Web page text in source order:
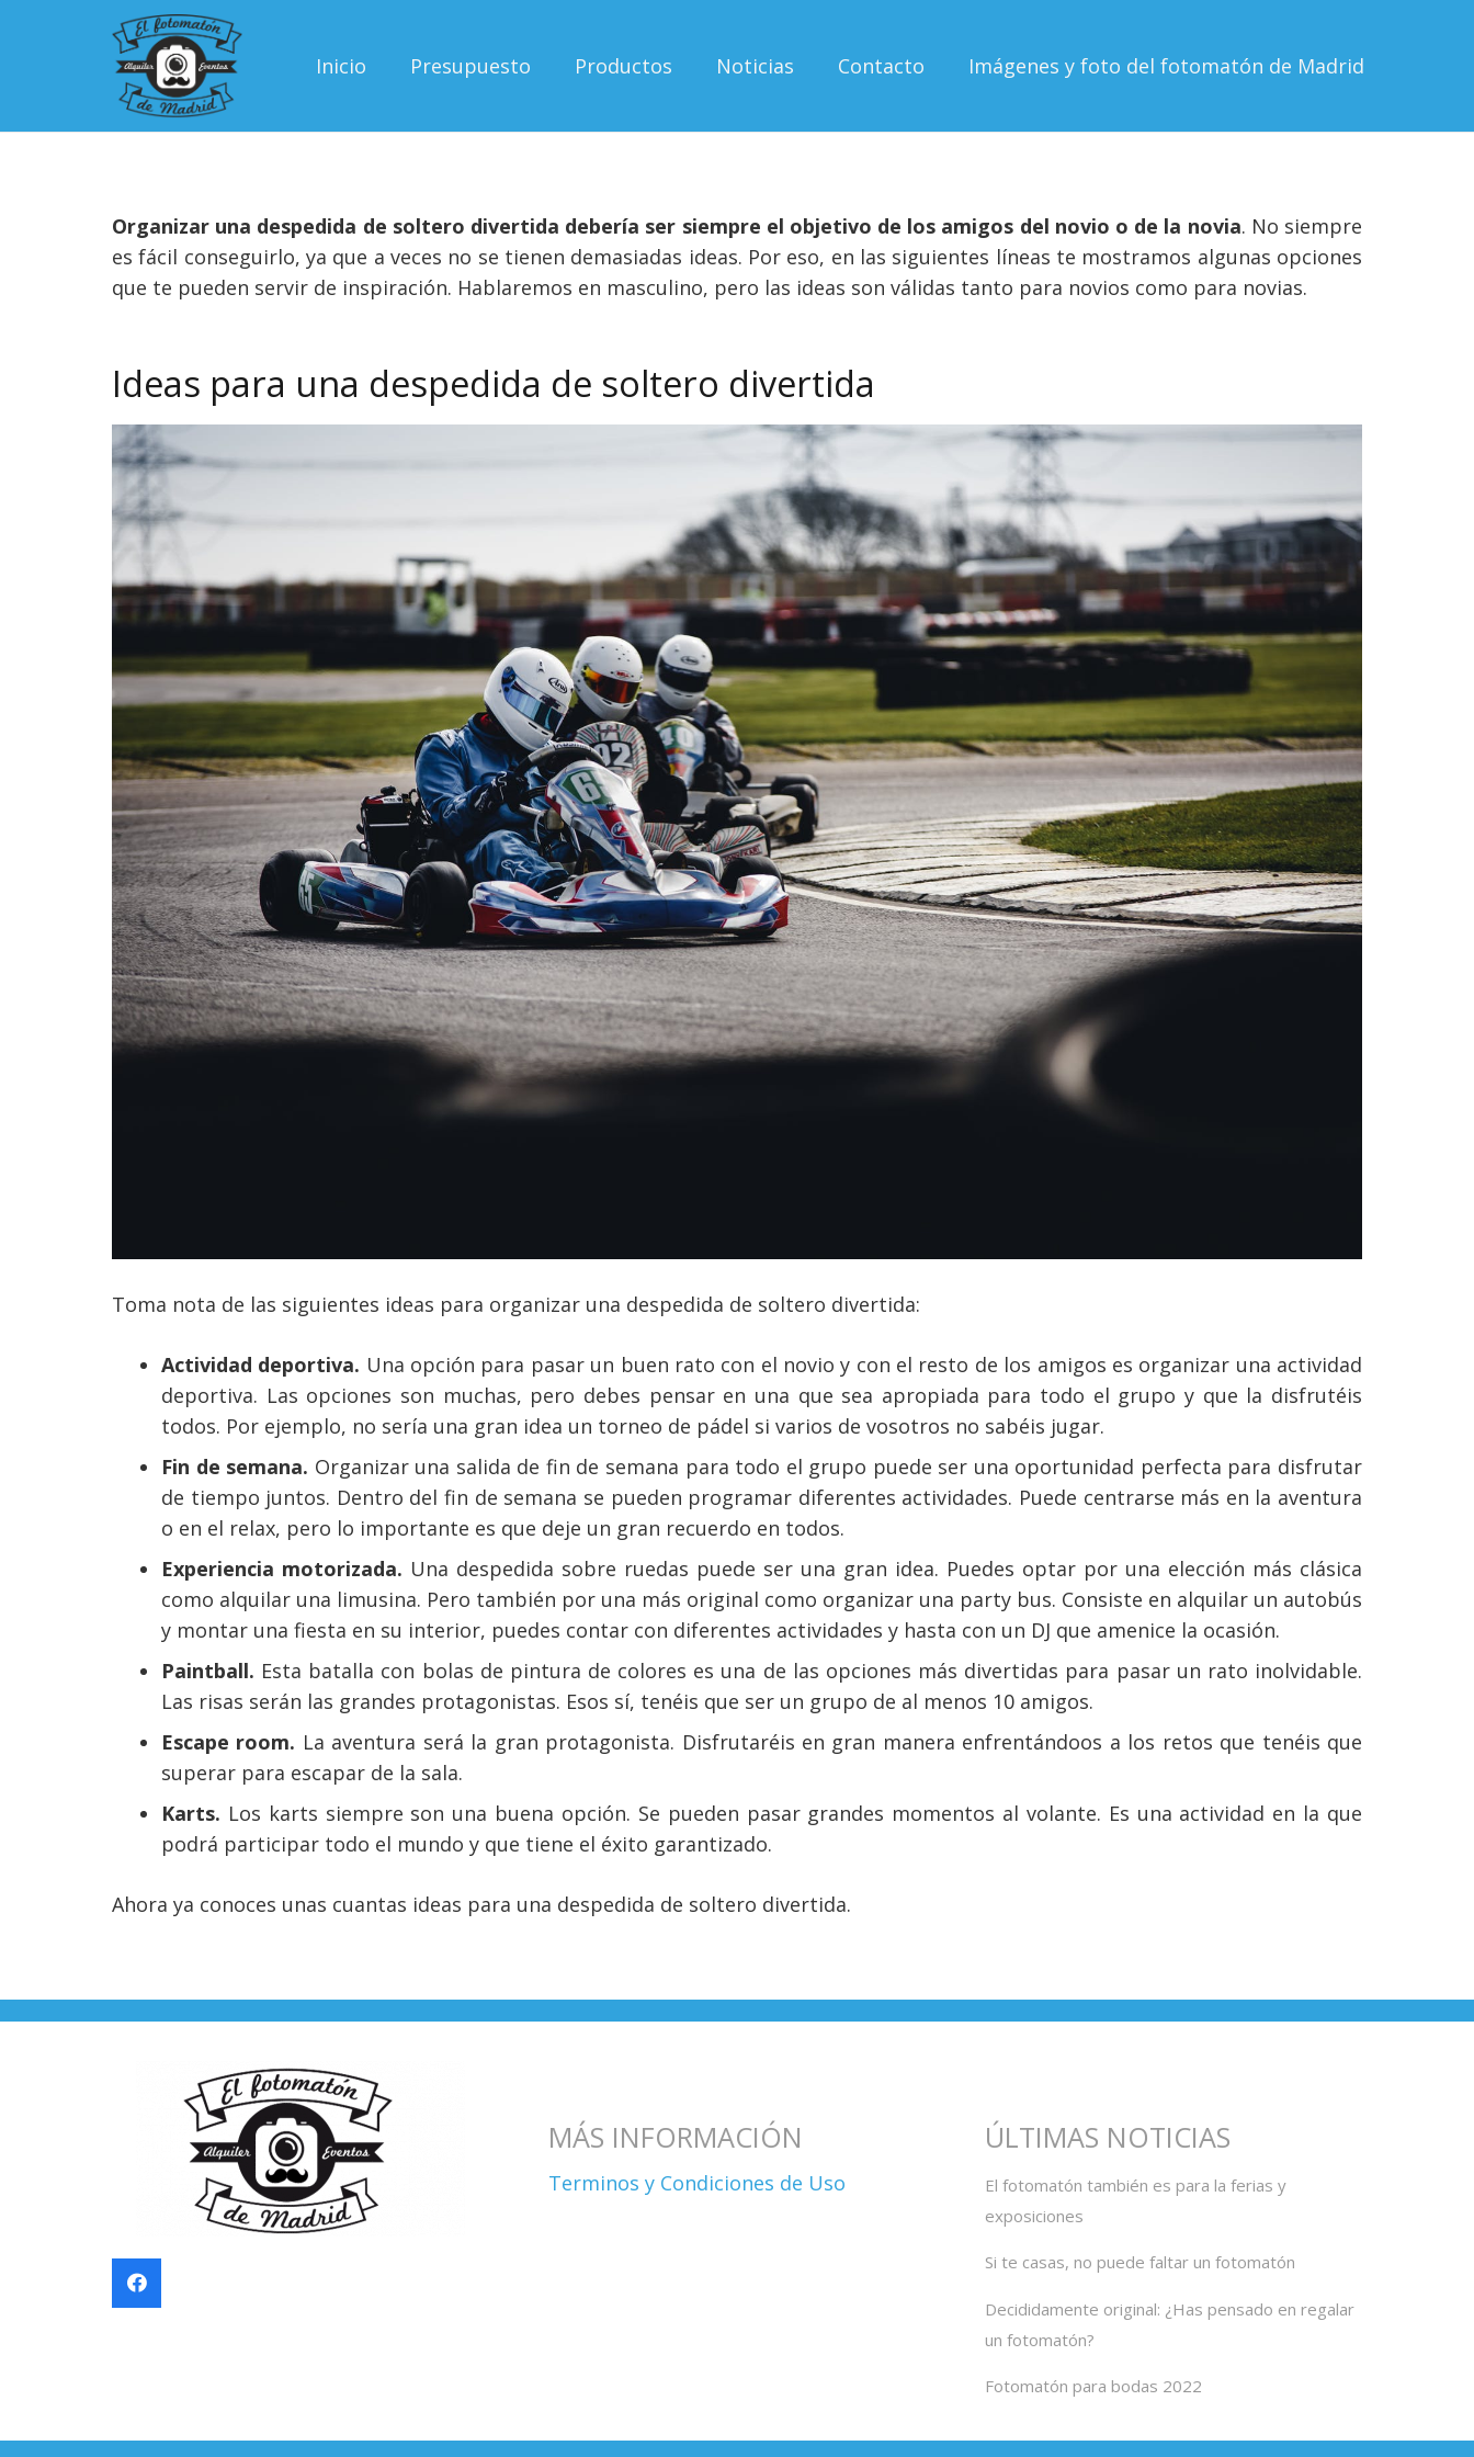
Inicio Presupuesto Productos Noticias Contacto Imágenes y foto del fotomatón de Madrid
Organizar una despedida de soltero divertida debería ser siempre el objetivo de los amigos del novio o de la novia. No siempre
es fácil conseguirlo, ya que a veces no se tienen demasiadas ideas. Por eso, en las siguientes líneas te mostramos algunas opciones
que te pueden servir de inspiración. Hablaremos en masculino, pero las ideas son válidas tanto para novios como para novias.
Ideas para una despedida de soltero divertida
Toma nota de las siguientes ideas para organizar una despedida de soltero divertida:
Actividad deportiva. Una opción para pasar un buen rato con el novio y con el resto de los amigos es organizar una actividad
deportiva. Las opciones son muchas, pero debes pensar en una que sea apropiada para todo el grupo y que la disfrutéis
todos. Por ejemplo, no sería una gran idea un torneo de pádel si varios de vosotros no sabéis jugar.
Fin de semana. Organizar una salida de fin de semana para todo el grupo puede ser una oportunidad perfecta para disfrutar
de tiempo juntos. Dentro del fin de semana se pueden programar diferentes actividades. Puede centrarse más en la aventura
o en el relax, pero lo importante es que deje un gran recuerdo en todos.
Experiencia motorizada. Una despedida sobre ruedas puede ser una gran idea. Puedes optar por una elección más clásica
como alquilar una limusina. Pero también por una más original como organizar una party bus. Consiste en alquilar un autobús
y montar una fiesta en su interior, puedes contar con diferentes actividades y hasta con un DJ que amenice la ocasión.
Paintball. Esta batalla con bolas de pintura de colores es una de las opciones más divertidas para pasar un rato inolvidable.
Las risas serán las grandes protagonistas. Esos sí, tenéis que ser un grupo de al menos 10 amigos.
Escape room. La aventura será la gran protagonista. Disfrutaréis en gran manera enfrentándoos a los retos que tenéis que
superar para escapar de la sala.
Karts. Los karts siempre son una buena opción. Se pueden pasar grandes momentos al volante. Es una actividad en la que
podrá participar todo el mundo y que tiene el éxito garantizado.
Ahora ya conoces unas cuantas ideas para una despedida de soltero divertida.
MÁS INFORMACIÓN
Terminos y Condiciones de Uso
ÚLTIMAS NOTICIAS
El fotomatón también es para la ferias y
exposiciones
Si te casas, no puede faltar un fotomatón
Decididamente original: ¿Has pensado en regalar
un fotomatón?
Fotomatón para bodas 2022